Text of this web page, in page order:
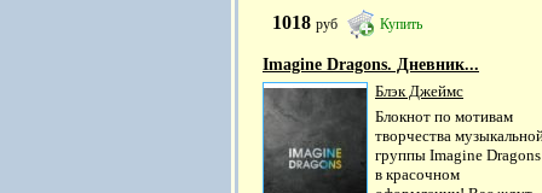
1018 руб Купить
Imagine Dragons. Дневник...
Блэк Джеймс
Блокнот по мотивам
творчества
группы Imagine Dragons
в красочном